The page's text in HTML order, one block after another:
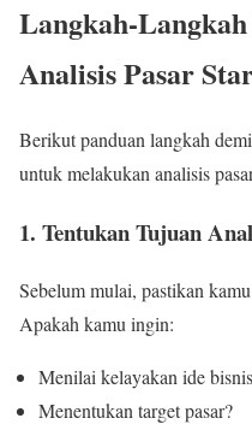
Langkah-
Analisis Pasar
Berikut panduan langkah
untuk melakukan analisis
1. Tentukan Tujuan
Sebelum mulai, pastikan
Apakah kamu ingin:
Menilai kelayakan ide
Menentukan target pasar?